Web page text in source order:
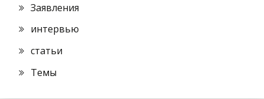
Заявления
интервью
статьи
Темы